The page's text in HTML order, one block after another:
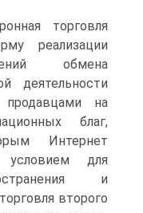
торговля
реализации
обмена
деятельности
на
благ,
Интернет
условием для
и
второго